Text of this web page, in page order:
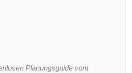
Planungsguide vom